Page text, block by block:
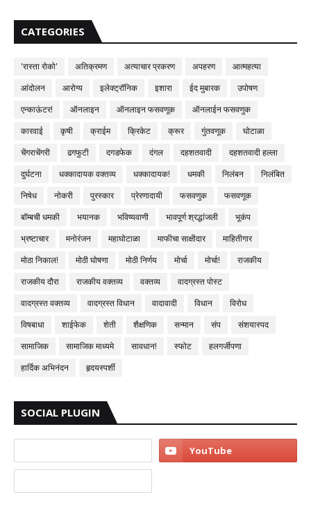
CATEGORIES
'रास्ता रोको' अतिक्रमण अत्याचार प्रकरण अपहरण
आत्महत्या
आंदोलन
आरोग्य इलेक्ट्रॉनिक इशारा ईद मुबारक
उपोषण
एन्काऊंटर!
ऑनलाइन ऑनलाइन फसवणूक
ऑनलाईन फसवणुक
कारवाई
कृषी क्राईम क्रिकेट क्रूर गुंतवणूक
घोटाळा
चेंगराचेंगरी
ढगफुटी दगडफेक दंगल दहशतवादी
दहशतवादी हल्ला
दुर्घटना
धक्कादायक वक्तव्य धक्कादायक! धमकी निलंबन
निलंबित
निषेध
नोकरी पुरस्कार प्रेरणादायी फसवणुक
फसवणूक
बॉम्बची धमकी
भयानक भविष्यवाणी भावपूर्ण श्रद्धांजली
भूकंप
भ्रष्टाचार
मनोरंजन महाघोटाळा माफीचा साक्षीदार
माहितीगार
मोठा निकाल!
मोठी घोषणा मोठी निर्णय मोर्चा मोर्चा!
राजकीय
राजकीय दौरा
राजकीय वक्तव्य वक्तव्य
वादग्रस्त पोस्ट
वादग्रस्त वक्तव्य
वादग्रस्त विधान वादावादी विधान
विरोध
विषबाधा
शाईफेक शेती शैक्षणिक सन्मान संप
संशयास्पद
सामाजिक
सामाजिक माध्यमे सावधान! स्फोट
हलगर्जीपणा
हार्दिक अभिनंदन
हृदयस्पर्शी
SOCIAL PLUGIN